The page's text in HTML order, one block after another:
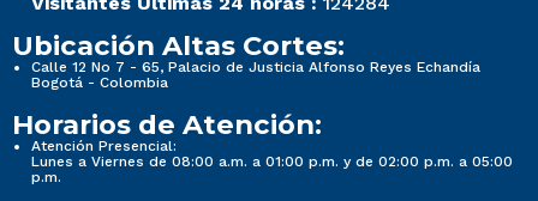
Ubicación Altas Cortes:
Calle 12 No 7 - 65, Palacio de Justicia Alfonso Reyes Echandía
Bogotá - Colombia
Horarios de Atención:
Atención Presencial:
Lunes a Viernes de 08:00 a.m. a 01:00 p.m. y de 02:00 p.m. a 05:00
p.m.